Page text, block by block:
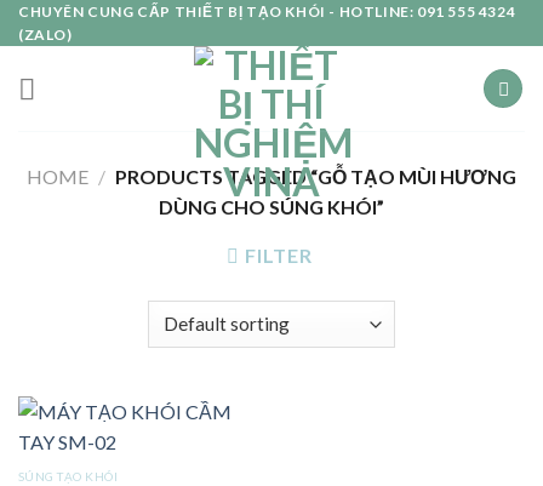
Skip
to
content
CHUYÊN CUNG CẤP THIẾT BỊ TẠO KHÓI - HOTLINE: 091 555 4324
(ZALO)
HOME / PRODUCTS TAGGED “GỖ TẠO MÙI HƯƠNG
DÙNG CHO SÚNG KHÓI”
FILTER
SÚNG TẠO KHÓI